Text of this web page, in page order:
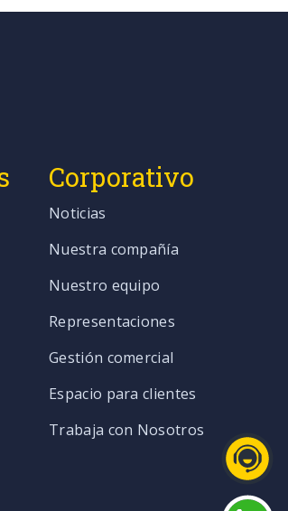
Corporativo
Noticias
Nuestra compañía
Nuestro equipo
Representaciones
Gestión comercial
Espacio para clientes
Trabaja con Nosotros